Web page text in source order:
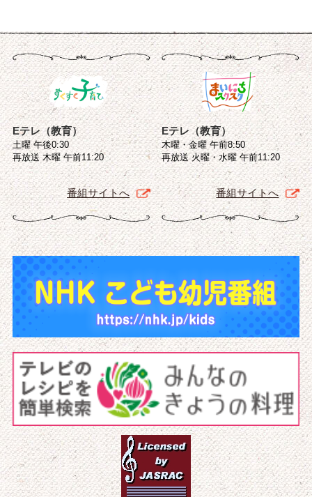
Eテレ（教育）
土曜 午後0:30
再放送 木曜 午前11:20
番組サイトへ
Eテレ（教育）
木曜・金曜 午前8:50
再放送 火曜・水曜 午前11:20
番組サイトへ